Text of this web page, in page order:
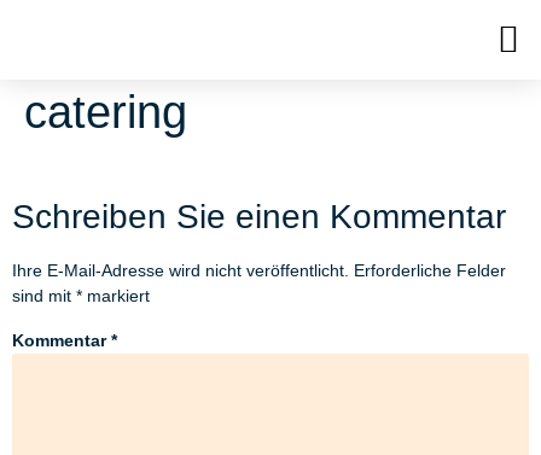
catering
Schreiben Sie einen Kommentar
Ihre E-Mail-Adresse wird nicht veröffentlicht. Erforderliche Felder
sind mit * markiert
Kommentar*